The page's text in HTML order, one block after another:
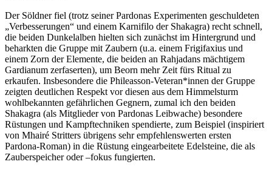
Der Söldner fiel (trotz seiner Pardonas Experimenten geschuldeten
„Verbesserungen“ und einem Karnifilo der Shakagra) recht schnell,
die beiden Dunkelalben hielten sich zunächst im Hintergrund und
beharkten die Gruppe mit Zaubern (u.a. einem Frigifaxius und
einem Zorn der Elemente, die beiden an Rahjadans mächtigem
Gardianum zerfaserten), um Beorn mehr Zeit fürs Ritual zu
erkaufen. Insbesondere die Phileasson-Veteran*innen der Gruppe
zeigten deutlichen Respekt vor diesen aus dem Himmelsturm
wohlbekannten gefährlichen Gegnern, zumal ich den beiden
Shakagra (als Mitglieder von Pardonas Leibwache) besondere
Rüstungen und Kampftechniken spendierte, zum Beispiel (inspiriert
von Mhairé Stritters übrigens sehr empfehlenswerten ersten
Pardona-Roman) in die Rüstung eingearbeitete Edelsteine, die als
Zauberspeicher oder –fokus fungierten.